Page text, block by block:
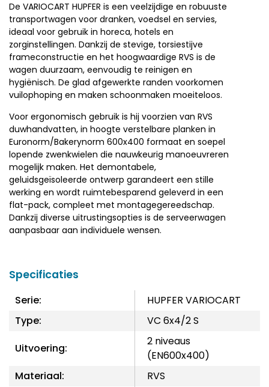
De VARIOCART HUPFER is een veelzijdige en robuuste
transportwagen voor dranken, voedsel en servies,
ideaal voor gebruik in horeca, hotels en
zorginstellingen. Dankzij de stevige, torsiestijve
frameconstructie en het hoogwaardige RVS is de
wagen duurzaam, eenvoudig te reinigen en
hygiënisch. De glad afgewerkte randen voorkomen
vuilophoping en maken schoonmaken moeiteloos.
Voor ergonomisch gebruik is hij voorzien van RVS
duwhandvatten, in hoogte verstelbare planken in
Euronorm/Bakerynorm 600x400 formaat en soepel
lopende zwenkwielen die nauwkeurig manoeuvreren
mogelijk maken. Het demontabele,
geluidsgeïsoleerde ontwerp garandeert een stille
werking en wordt ruimtebesparend geleverd in een
flat-pack, compleet met montagegereedschap.
Dankzij diverse uitrustingsopties is de serveerwagen
aanpasbaar aan individuele wensen.
Specificaties
Serie:
HUPFER VARIOCART
Type:
VC 6x4/2 S
Uitvoering:
2 niveaus
(EN600x400)
Materiaal:
RVS